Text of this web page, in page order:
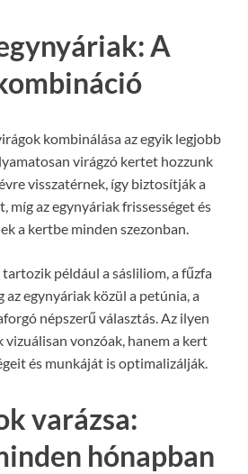
A
kombinálása az egyik legjobb
virágzó kertet hozzunk
visszatérnek, így biztosítják a
míg az egynyáriak frissességet és
a kertbe minden szezonban.
például a sásliliom, a fűzfa
az egynyáriak közül a petúnia, a
népszerű választás. Az ilyen
vizuálisan vonzóak, hanem a kert
és munkáját is optimalizálják.
varázsa:
hónapban